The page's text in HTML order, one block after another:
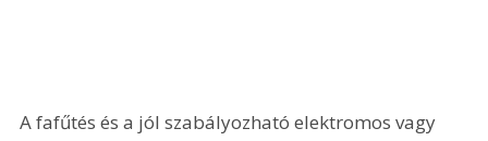
A fafűtés és a jól szabályozható elektromos vagy